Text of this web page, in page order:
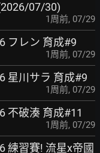
07/30)
1周前, 07/29
フレン 育成#9
1周前, 07/29
星川サラ 育成#9
1周前, 07/29
不破湊 育成#11
1周前, 07/29
練習賽! 流星x帝國